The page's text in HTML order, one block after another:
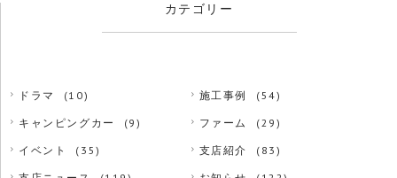
カテゴリー
ドラマ (10) 施工事例 (54)
キャンピングカー (9) ファーム (29)
イベント (35) 支店紹介 (83)